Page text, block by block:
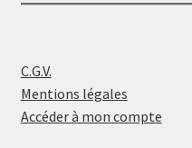
C.G.V.
Mentions légales
Accéder à mon compte